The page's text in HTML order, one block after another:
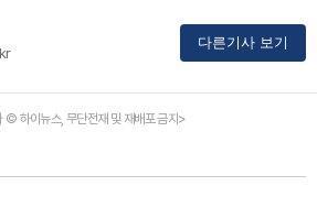
다른기사 보기
© 하이뉴스, 무단전재 및 재배포 금지>